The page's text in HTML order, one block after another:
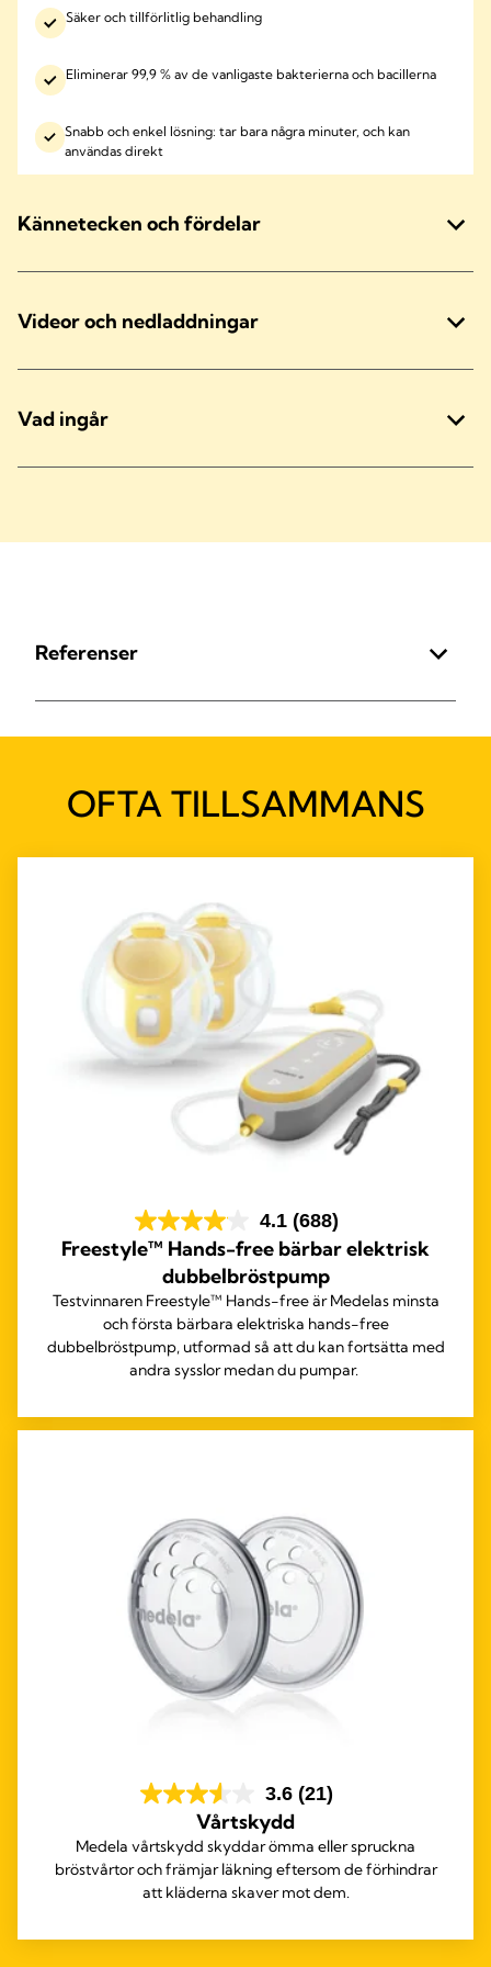
Säker och tillförlitlig behandling
Eliminerar 99,9 % av de vanligaste bakterierna och bacillerna
Snabb och enkel lösning: tar bara några minuter, och kan
användas direkt
Kännetecken och fördelar
Videor och nedladdningar
Vad ingår
Referenser
OFTA TILLSAMMANS
4.1 (688)
Freestyle™ Hands-free bärbar elektrisk
dubbelbröstpump
Testvinnaren Freestyle™ Hands-free är Medelas minsta
och första bärbara elektriska hands-free
dubbelbröstpump, utformad så att du kan fortsätta med
andra sysslor medan du pumpar.
3.6 (21)
Vårtskydd
Medela vårtskydd skyddar ömma eller spruckna
bröstvårtor och främjar läkning eftersom de förhindrar
att kläderna skaver mot dem.